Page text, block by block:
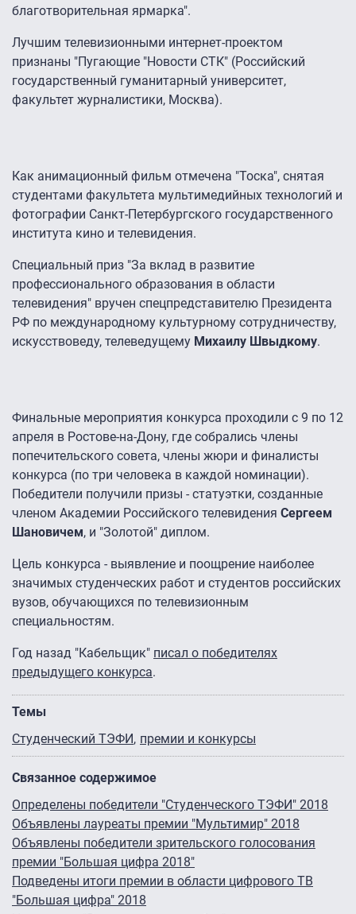
благотворительная ярмарка".
Лучшим телевизионными интернет-проектом
признаны "Пугающие "Новости СТК" (Российский
государственный гуманитарный университет,
факультет журналистики, Москва).
Как анимационный фильм отмечена "Тоска", снятая
студентами факультета мультимедийных технологий и
фотографии Санкт-Петербургского государственного
института кино и телевидения.
Специальный приз "За вклад в развитие
профессионального образования в области
телевидения" вручен спецпредставителю Президента
РФ по международному культурному сотрудничеству,
искусствоведу, телеведущему Михаилу Швыдкому.
Финальные мероприятия конкурса проходили с 9 по 12
апреля в Ростове-на-Дону, где собрались члены
попечительского совета, члены жюри и финалисты
конкурса (по три человека в каждой номинации).
Победители получили призы - статуэтки, созданные
членом Академии Российского телевидения Сергеем
Шановичем, и "Золотой" диплом.
Цель конкурса - выявление и поощрение наиболее
значимых студенческих работ и студентов российских
вузов, обучающихся по телевизионным
специальностям.
Год назад "Кабельщик" писал о победителях
предыдущего конкурса.
Темы
Студенческий ТЭФИ премии и конкурсы
Связанное содержимое
Определены победители "Студенческого ТЭФИ" 2018
Объявлены лауреаты премии "Мультимир" 2018
Объявлены победители зрительского голосования
премии "Большая цифра 2018"
Подведены итоги премии в области цифрового ТВ
"Большая цифра" 2018